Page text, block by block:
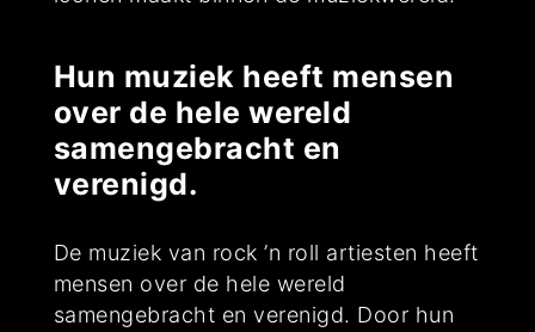
Hun muziek heeft mensen
over de hele wereld
samengebracht en
verenigd.
De muziek van rock ’n roll artiesten heeft
mensen over de hele wereld
samengebracht en verenigd. Door hun